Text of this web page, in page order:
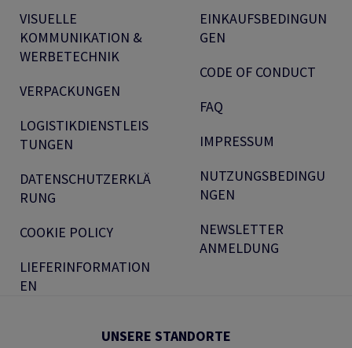
VISUELLE
KOMMUNIKATION &
WERBETECHNIK
VERPACKUNGEN
LOGISTIKDIENSTLEIS
TUNGEN
DATENSCHUTZERKLÄ
RUNG
COOKIE POLICY
LIEFERINFORMATION
EN
EINKAUFSBEDINGUN
GEN
CODE OF CONDUCT
FAQ
IMPRESSUM
NUTZUNGSBEDINGU
NGEN
NEWSLETTER
ANMELDUNG
UNSERE STANDORTE